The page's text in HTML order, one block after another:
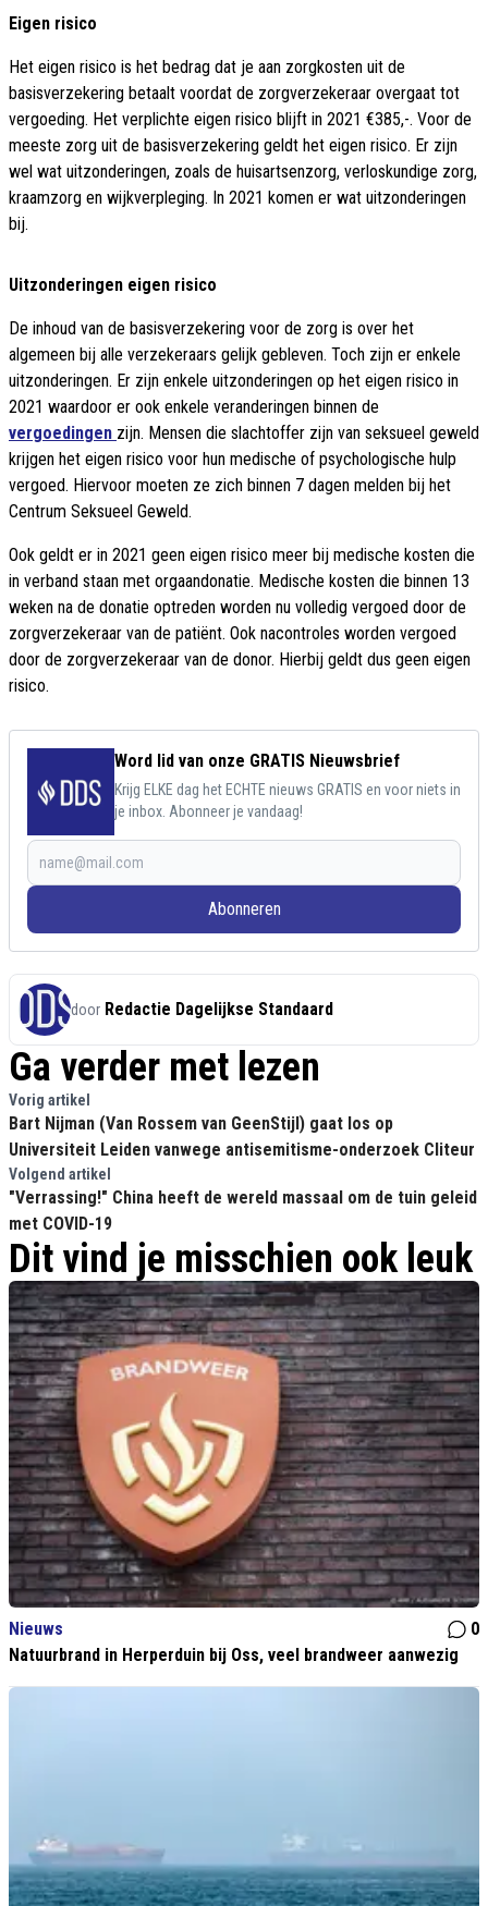
Eigen risico
Het eigen risico is het bedrag dat je aan zorgkosten uit de
basisverzekering betaalt voordat de zorgverzekeraar overgaat tot
vergoeding. Het verplichte eigen risico blijft in 2021 €385,-. Voor de
meeste zorg uit de basisverzekering geldt het eigen risico. Er zijn
wel wat uitzonderingen, zoals de huisartsenzorg, verloskundige zorg,
kraamzorg en wijkverpleging. In 2021 komen er wat uitzonderingen
bij.
Uitzonderingen eigen risico
De inhoud van de basisverzekering voor de zorg is over het
algemeen bij alle verzekeraars gelijk gebleven. Toch zijn er enkele
uitzonderingen. Er zijn enkele uitzonderingen op het eigen risico in
2021 waardoor er ook enkele veranderingen binnen de
vergoedingen zijn. Mensen die slachtoffer zijn van seksueel geweld
krijgen het eigen risico voor hun medische of psychologische hulp
vergoed. Hiervoor moeten ze zich binnen 7 dagen melden bij het
Centrum Seksueel Geweld.
Ook geldt er in 2021 geen eigen risico meer bij medische kosten die
in verband staan met orgaandonatie. Medische kosten die binnen 13
weken na de donatie optreden worden nu volledig vergoed door de
zorgverzekeraar van de patiënt. Ook nacontroles worden vergoed
door de zorgverzekeraar van de donor. Hierbij geldt dus geen eigen
risico.
Word lid van onze GRATIS Nieuwsbrief
Krijg ELKE dag het ECHTE nieuws GRATIS en voor niets in
je inbox. Abonneer je vandaag!
Abonneren
door Redactie Dagelijkse Standaard
Ga verder met lezen
Vorig artikel
Bart Nijman (Van Rossem van GeenStijl) gaat los op
Universiteit Leiden vanwege antisemitisme-onderzoek Cliteur
Volgend artikel
"Verrassing!" China heeft de wereld massaal om de tuin geleid
met COVID-19
Dit vind je misschien ook leuk
Nieuws
0
Natuurbrand in Herperduin bij Oss, veel brandweer aanwezig